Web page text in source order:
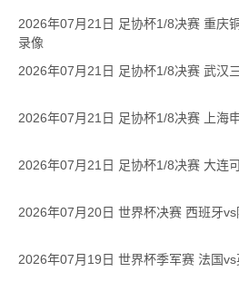
2026年07月21日 足协杯1/8决赛 重庆
录像
2026年07月21日 足协杯1/8决赛 武汉
2026年07月21日 足协杯1/8决赛 上海
2026年07月21日 足协杯1/8决赛 大连
2026年07月20日 世界杯决赛 西班牙
2026年07月19日 世界杯季军赛 法国